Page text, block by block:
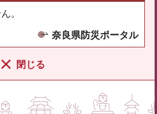
。
奈良県防災ポータル
閉じる